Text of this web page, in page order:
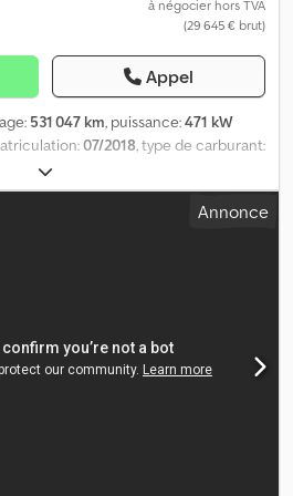
à négocier hors TVA
(29 645 € brut)
Appel
531 047 km, puissance:471 kW
07/2018, type de carburant:
385/55R22.5
4 800 mm, carburant:diesel, freins:
cabine couchette,
de différentiel, béquet,
climatisation, ordinateur de bord,
système de navigation
Annonce